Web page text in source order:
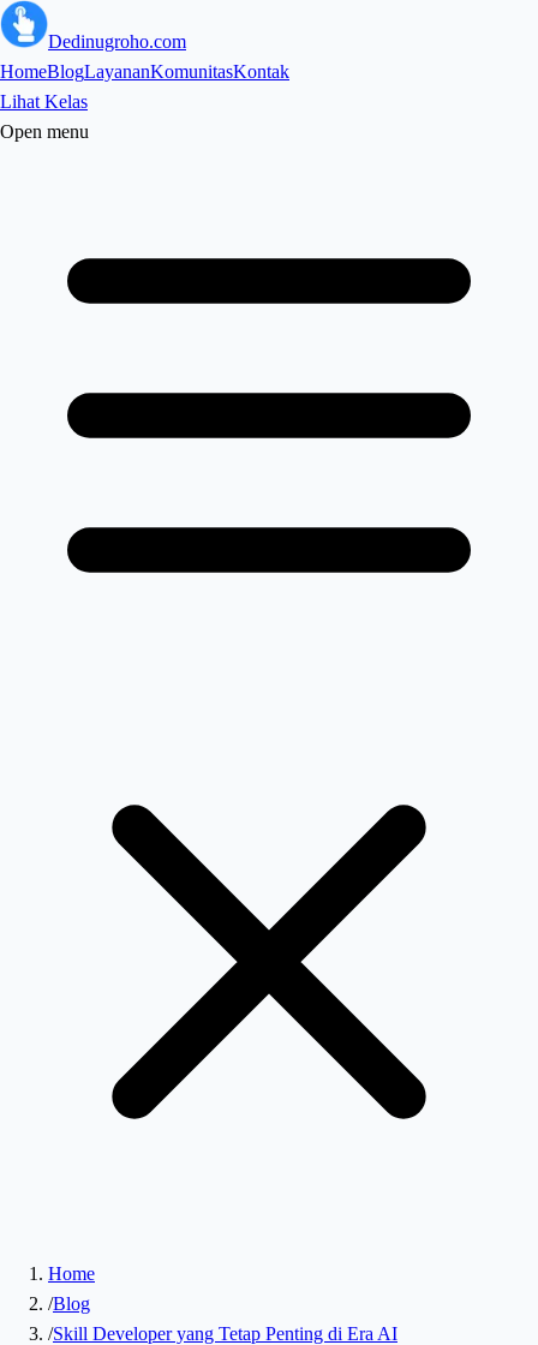
Dedinugroho.com
HomeBlogLayananKomunitasKontak
Lihat Kelas
Open menu
Home
/Blog
/Skill Developer yang Tetap Penting di Era AI